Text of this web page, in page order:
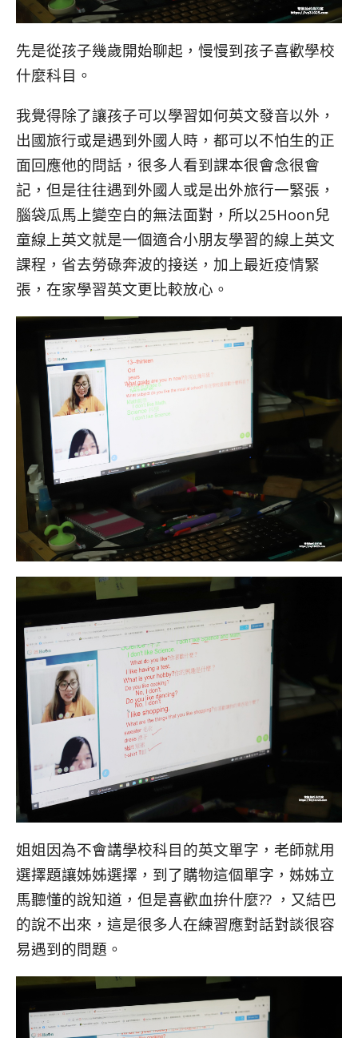
先是從孩子幾歲開始聊起，慢慢到孩子喜歡學校
什麼科目。
我覺得除了讓孩子可以學習如何英文發音以外，
出國旅行或是遇到外國人時，都可以不怕生的正
面回應他的問話，很多人看到課本很會念很會
記，但是往往遇到外國人或是出外旅行一緊張，
腦袋瓜馬上變空白的無法面對，所以25Hoon兒
童線上英文就是一個適合小朋友學習的線上英文
課程，省去勞碌奔波的接送，加上最近疫情緊
張，在家學習英文更比較放心。
姐姐因為不會講學校科目的英文單字，老師就用
選擇題讓姊姊選擇，到了購物這個單字，姊姊立
馬聽懂的說知道，但是喜歡血拚什麼?? ，又結巴
的說不出來，這是很多人在練習應對話對談很容
易遇到的問題。